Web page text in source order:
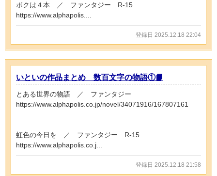
ボクは４本 ／ ファンタジー R-15
https://www.alphapolis....
登録日 2025.12.18 22:04
いといの作品まとめ 数百文字の物語①📙
とある世界の物語 ／ ファンタジー
https://www.alphapolis.co.jp/novel/34071916/167807161
虹色の今日を ／ ファンタジー R-15
https://www.alphapolis.co.j...
登録日 2025.12.18 21:58